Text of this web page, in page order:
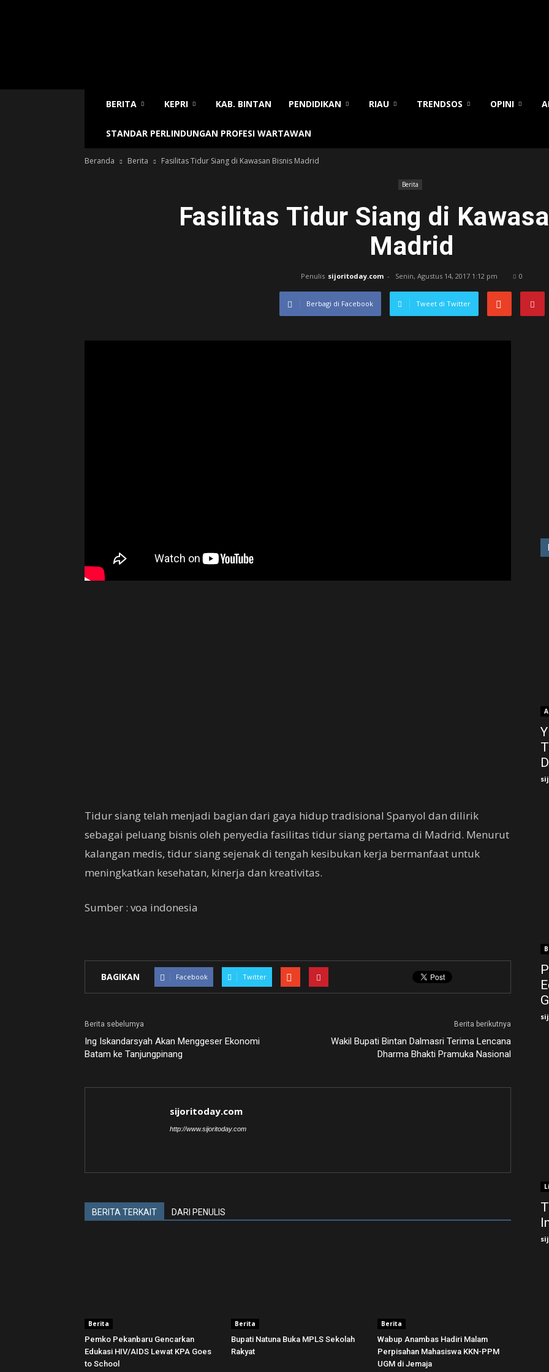
BERITA KEPRI KAB. BINTAN PENDIDIKAN RIAU TRENDSOS OPINI
STANDAR PERLINDUNGAN PROFESI WARTAWAN
Beranda Berita Fasilitas Tidur Siang di Kawasan Bisnis Madrid
Berita
Fasilitas Tidur Siang di
Madrid
Penulis sijoritoday.com - Senin, Agustus 14, 2017 1:12 pm 0
Berbagi di Facebook Tweet di Twitter
Tidur siang telah menjadi bagian dari gaya hidup tradisional Spanyol dan dilirik
sebagai peluang bisnis oleh penyedia fasilitas tidur siang pertama di Madrid. Menurut
kalangan medis, tidur siang sejenak di tengah kesibukan kerja bermanfaat untuk
meningkatkan kesehatan, kinerja dan kreativitas.
Sumber : voa indonesia
BAGIKAN Facebook Twitter
Berita sebelumya
Ing Iskandarsyah Akan Menggeser Ekonomi
Batam ke Tanjungpinang
Berita berikutnya
Wakil Bupati Bintan Dalmasri Terima Lencana
Dharma Bhakti Pramuka Nasional
sijoritoday.com
http://www.sijoritoday.com
BERITA TERKAIT DARI PENULIS
Berita
Pemko Pekanbaru Gencarkan
Edukasi HIV/AIDS Lewat KPA Goes
to School
Berita
Bupati Natuna Buka MPLS Sekolah
Rakyat
Berita
Wabup Anambas Hadiri Malam
Perpisahan Mahasiswa KKN-PPM
UGM di Jemaja ‎